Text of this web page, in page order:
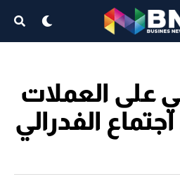
على العملات
الفدرالي